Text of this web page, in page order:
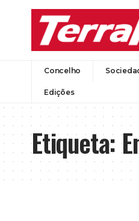
Concelho
Edições
Etiqueta: